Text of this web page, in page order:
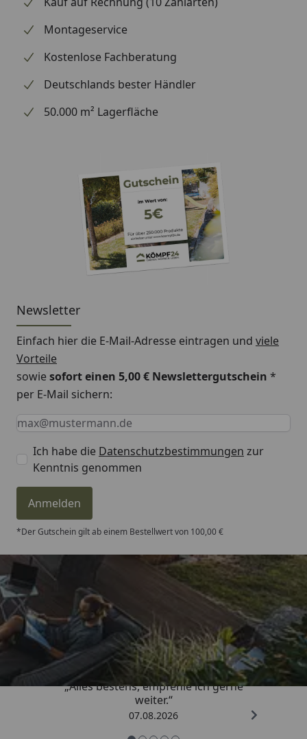
handelt (wir bestellen das Produkt bei Weber, sobald
wir Ihre Bestellung erhalten haben), können wir
Informationen zu dem Ersatzteil geben. Es dient
lediglich dem Austausch des defekten oder fehlenden
Montageservice
Kostenlose Fachberatung
Deutschlands bester Händler
50.000 m² Lagerfläche
Newsletter
Einfach hier die E-Mail-Adresse eintragen und viele
Vorteile
sowiesofort einen 5,00 € Newslettergutschein *
per E-Mail sichern:
Keine Eingabe erforderlich
Eingabe erforderlich
E-Mail *
Ich habe die Datenschutzbestimmungen zur
Kenntnis genommen
Anmelden
*Der Gutschein gilt ab einem Bestellwert von 100,00 €
Trusted Shops
4,81/ 5
„Alles bestens, empfehle ich gerne
weiter.“
07.08.2026